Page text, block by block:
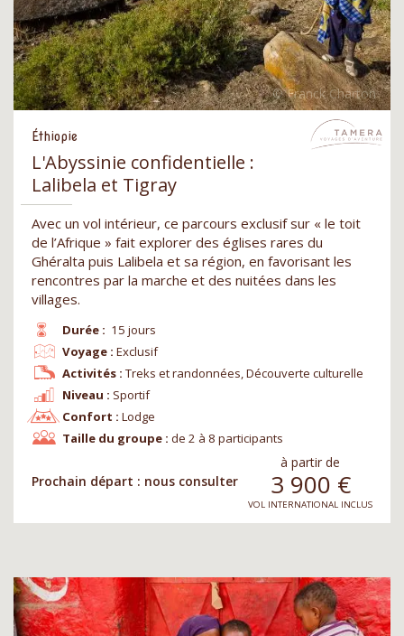
Éthiopie
L'Abyssinie confidentielle :
Lalibela et Tigray
Avec un vol intérieur, ce parcours exclusif sur « le toit
de l’Afrique » fait explorer des églises rares du
Ghéralta puis Lalibela et sa région, en favorisant les
rencontres par la marche et des nuitées dans les
villages.
Durée : 15 jours
Niveau : Sportif
Voyage : Exclusif
Confort : Lodge
Activités : Treks et randonnées, Découverte culturelle
Taille du groupe : de 2 à 8 participants
Prochain départ : nous consulter
à partir de
3 900 €
VOL INTERNATIONAL INCLUS